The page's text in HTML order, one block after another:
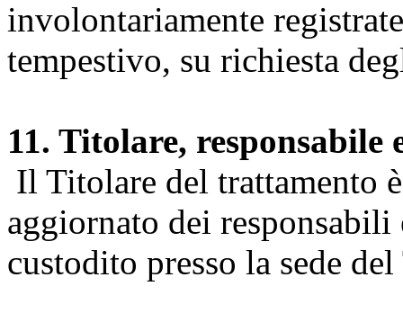
involontariamente
tempestivo, su richiesta
11. Titolare, responsabile
Il Titolare del trattamento
aggiornato dei
custodito presso la sede